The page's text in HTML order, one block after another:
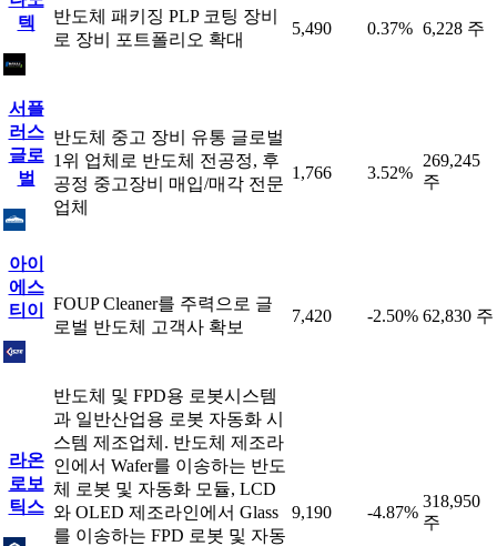
텍
반도체 패키징 PLP 코팅 장비
로 장비 포트폴리오 확대
5,490 0.37% 6,228 주
서플
러스
글로
벌
반도체 중고 장비 유통 글로벌
1위 업체로 반도체 전공정, 후
공정 중고장비 매입/매각 전문
업체
1,766 3.52%
269,245
주
아이
에스
티이
FOUP Cleaner를 주력으로 글
로벌 반도체 고객사 확보
7,420 -2.50% 62,830 주
라온
로보
틱스
반도체 및 FPD용 로봇시스템
과 일반산업용 로봇 자동화 시
스템 제조업체. 반도체 제조라
인에서 Wafer를 이송하는 반도
체 로봇 및 자동화 모듈, LCD
와 OLED 제조라인에서 Glass
를 이송하는 FPD 로봇 및 자동
9,190 -4.87%
318,950
주